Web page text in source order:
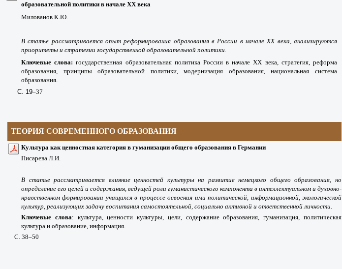
образовательной политики в начале XX века
Милованов К.Ю.
В статье рассматривается опыт реформирования образования в России в начале XX века, анализируются
приоритеты и стратегии государственной образовательной политики.
Ключевые слова: государственная образовательная политика России в начале XX века, стратегия, реформа
образования, принципы образовательной политики, модернизация образования, национальная система
образования.
С. 19–37
ТЕОРИЯ СОВРЕМЕННОГО ОБРАЗОВАНИЯ
Культура как ценностная категория в гуманизации общего образования в Германии
Писарева Л.И.
В статье рассматривается влияние ценностей культуры на развитие немецкого общего образования, но
определение его целей и содержания, ведущей роли гуманистического компонента в интеллектуальном и духовно-
нравственном формировании учащихся в процессе освоения ими политической, информационной, экологической
культур, реализующих задачу воспитания самостоятельной, социально активной и ответственной личности.
Ключевые слова: культура, ценности культуры, цели, содержание образования, гуманизация, политическая
культура и образование, информация.
С. 38–50